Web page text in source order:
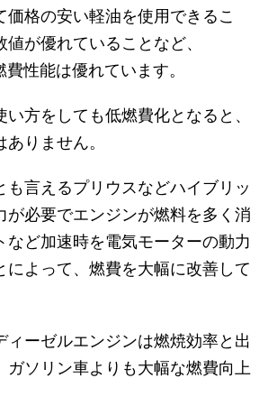
価格の安い軽油を使用できるこ
が優れていることなど、
性能は優れています。
方をしても低燃費化となると、
りません。
も言えるプリウスなどハイブリッ
が必要でエンジンが燃料を多く消
など加速時を電気モーターの動力
によって、燃費を大幅に改善して
ィーゼルエンジンは燃焼効率と出
ガソリン車よりも大幅な燃費向上